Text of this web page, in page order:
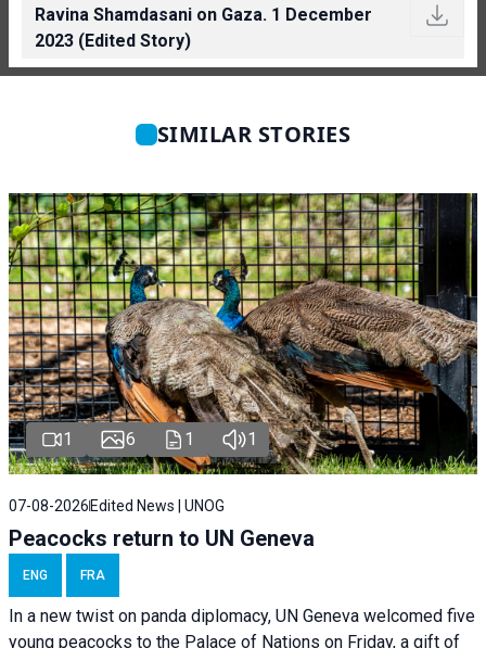
Ravina Shamdasani on Gaza. 1 December
2023 (Edited Story)
SIMILAR STORIES
1 6 1 1
07-08-2026 Edited News | UNOG
Peacocks return to UN Geneva
ENG FRA
In a new twist on panda diplomacy, UN Geneva welcomed five
young peacocks to the Palace of Nations on Friday, a gift of